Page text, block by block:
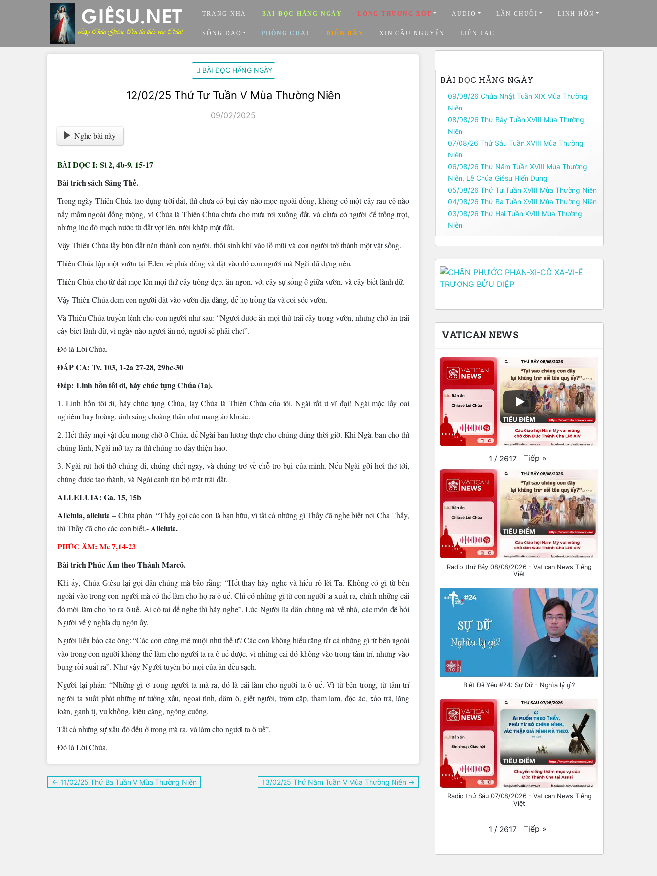
TRANG NHÀ BÀI ĐỌC HẰNG NGÀY LÒNG THƯƠNG XÓT AUDIO LẦN CHUỖI LINH HỒN
SỐNG ĐẠO PHÒNG CHAT DIỄN ĐÀN XIN CẦU NGUYỆN LIÊN LẠC
BÀI ĐỌC HẰNG NGÀY
12/02/25 Thứ Tư Tuần V Mùa Thường Niên
09/02/2025
Nghe bài này
BÀI ĐỌC I: St 2, 4b-9. 15-17
Bài trích sách Sáng Thế.
Trong ngày Thiên Chúa tạo dựng trời đất, thì chưa có bụi cây nào mọc ngoài đồng, không có một cây rau cỏ nào
nẩy mầm ngoài đồng ruộng, vì Chúa là Thiên Chúa chưa cho mưa rơi xuống đất, và chưa có người để trồng trọt,
nhưng lúc đó mạch nước từ đất vọt lên, tưới khắp mặt đất.
Vậy Thiên Chúa lấy bùn đất nắn thành con người, thổi sinh khí vào lỗ mũi và con người trở thành một vật sống.
Thiên Chúa lập một vườn tại Eđen về phía đông và đặt vào đó con người mà Ngài đã dựng nên.
Thiên Chúa cho từ đất mọc lên mọi thứ cây trông đẹp, ăn ngon, với cây sự sống ở giữa vườn, và cây biết lành dữ.
Vậy Thiên Chúa đem con người đặt vào vườn địa đàng, để họ trồng tỉa và coi sóc vườn.
Và Thiên Chúa truyền lệnh cho con người như sau: “Ngươi được ăn mọi thứ trái cây trong vườn, nhưng chớ ăn trái
cây biết lành dữ, vì ngày nào ngươi ăn nó, ngươi sẽ phải chết”.
Ðó là Lời Chúa.
ÐÁP CA: Tv. 103, 1-2a 27-28, 29bc-30
Ðáp: Linh hồn tôi ơi, hãy chúc tụng Chúa (1a).
1. Linh hồn tôi ơi, hãy chúc tụng Chúa, lạy Chúa là Thiên Chúa của tôi, Ngài rất ư vĩ đại! Ngài mặc lấy oai
nghiêm huy hoàng, ánh sáng choàng thân như mang áo khoác.
2. Hết thảy mọi vật đều mong chờ ở Chúa, để Ngài ban lương thực cho chúng đúng thời giờ. Khi Ngài ban cho thì
chúng lãnh, Ngài mở tay ra thì chúng no đầy thiện hảo.
3. Ngài rút hơi thở chúng đi, chúng chết ngay, và chúng trở về chỗ tro bụi của mình. Nếu Ngài gởi hơi thở tới,
chúng được tạo thành, và Ngài canh tân bộ mặt trái đất.
ALLELUIA: Ga. 15, 15b
Alleluia, alleluia – Chúa phán: “Thầy gọi các con là bạn hữu, vì tất cả những gì Thầy đã nghe biết nơi Cha Thầy,
thì Thầy đã cho các con biết.- Alleluia.
PHÚC ÂM: Mc 7,14-23
Bài trích Phúc Âm theo Thánh Marcô.
Khi ấy, Chúa Giêsu lại gọi dân chúng mà bảo rằng: “Hết thảy hãy nghe và hiểu rõ lời Ta. Không có gì từ bên
ngoài vào trong con người mà có thể làm cho họ ra ô uế. Chỉ có những gì từ con người ta xuất ra, chính những cái
đó mới làm cho họ ra ô uế. Ai có tai để nghe thì hãy nghe”. Lúc Người lìa dân chúng mà về nhà, các môn đệ hỏi
Người về ý nghĩa dụ ngôn ấy.
Người liền bảo các ông: “Các con cũng mê muội như thế ư? Các con không hiểu rằng tất cả những gì từ bên ngoài
vào trong con người không thể làm cho người ta ra ô uế được, vì những cái đó không vào trong tâm trí, nhưng vào
bụng rồi xuất ra”. Như vậy Người tuyên bố mọi của ăn đều sạch.
Người lại phán: “Những gì ở trong người ta mà ra, đó là cái làm cho người ta ô uế. Vì từ bên trong, từ tâm trí
người ta xuất phát những tư tưởng xấu, ngoại tình, dâm ô, giết người, trộm cắp, tham lam, độc ác, xảo trá, lăng
loàn, ganh tị, vu khống, kiêu căng, ngông cuồng.
Tất cả những sự xấu đó đều ở trong mà ra, và làm cho ngươì ta ô uế”.
Ðó là Lời Chúa.
Điều
hướng
← 11/02/25 Thứ Ba Tuần V Mùa Thường Niên 13/02/25 Thứ Năm Tuần V Mùa Thường Niên →
BÀI ĐỌC HẰNG NGÀY
09/08/26 Chúa Nhật Tuần XIX Mùa Thường
Niên
08/08/26 Thứ Bảy Tuần XVIII Mùa Thường
Niên
07/08/26 Thứ Sáu Tuần XVIII Mùa Thường
Niên
06/08/26 Thứ Năm Tuần XVIII Mùa Thường
Niên, Lễ Chúa Giêsu Hiển Dung
05/08/26 Thứ Tư Tuần XVIII Mùa Thường Niên
04/08/26 Thứ Ba Tuần XVIII Mùa Thường Niên
03/08/26 Thứ Hai Tuần XVIII Mùa Thường
Niên
VATICAN NEWS
1 / 2617 Tiếp »
Radio thứ Bảy 08/08/2026 - Vatican News Tiếng
Việt
Biết Để Yêu #24: Sự Dữ - Nghĩa lý gì?
Radio thứ Sáu 07/08/2026 - Vatican News Tiếng
Việt
1 / 2617 Tiếp »